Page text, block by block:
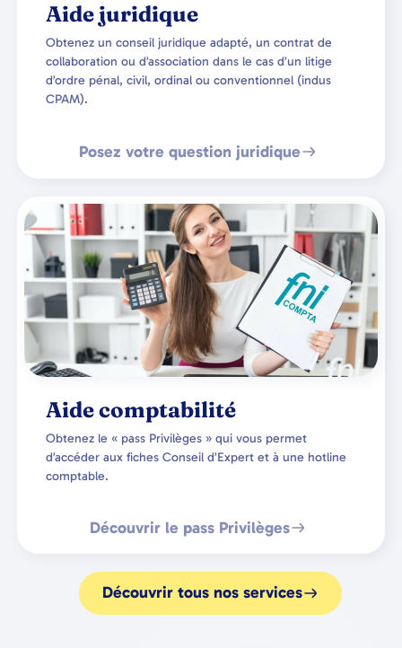
Aide juridique
Obtenez un conseil juridique adapté, un contrat de
collaboration ou d’association dans le cas d’un litige
d’ordre pénal, civil, ordinal ou conventionnel (indus
CPAM).
Posez votre question juridique
Aide comptabilité
Obtenez le « pass Privilèges » qui vous permet
d’accéder aux fiches Conseil d’Expert et à une hotline
comptable.
Découvrir le pass Privilèges
Découvrir tous nos services